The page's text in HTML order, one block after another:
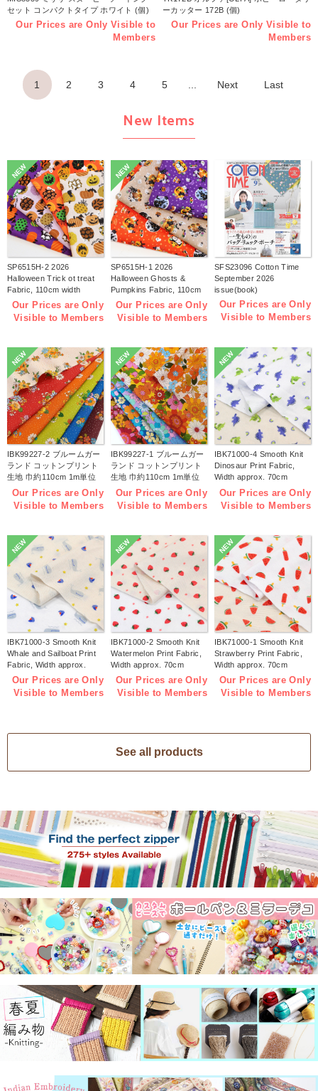
セット コンパクトタイプ ホワイト (個)
Our Prices are Only Visible to
Members
ーカッター 172B (個)
Our Prices are Only Visible to
Members
1 2 3 4 5 Next Last
New Items
NEW
SP6515H-2 2026
Halloween Trick ot treat
Fabric, 110cm width
1m/unit(m)
Our Prices are Only
Visible to Members
NEW
SP6515H-1 2026
Halloween Ghosts &
Pumpkins Fabric, 110cm
width 1m/unit(m)
Our Prices are Only
Visible to Members
SFS23096 Cotton Time
September 2026
issue(book)
Our Prices are Only
Visible to Members
NEW
IBK99227-2 ブルームガー
ランド コットンプリント
生地 巾約110cm 1m単位
(m)
Our Prices are Only
Visible to Members
NEW
IBK99227-1 ブルームガー
ランド コットンプリント
生地 巾約110cm 1m単位
(m)
Our Prices are Only
Visible to Members
NEW
IBK71000-4 Smooth Knit
Dinosaur Print Fabric,
Width approx. 70cm
1m/unit (m)
Our Prices are Only
Visible to Members
NEW
IBK71000-3 Smooth Knit
Whale and Sailboat Print
Fabric, Width approx.
70cm 1m/unit (m)
Our Prices are Only
Visible to Members
NEW
IBK71000-2 Smooth Knit
Watermelon Print Fabric,
Width approx. 70cm
1m/unit (m)
Our Prices are Only
Visible to Members
NEW
IBK71000-1 Smooth Knit
Strawberry Print Fabric,
Width approx. 70cm
1m/unit (m)
Our Prices are Only
Visible to Members
See all products